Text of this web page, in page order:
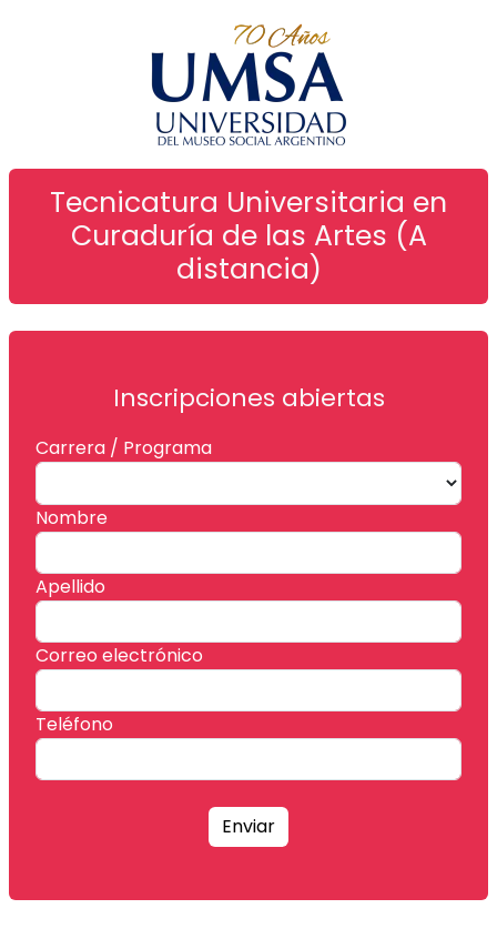
Tecnicatura Universitaria en
Curaduría de las Artes (A
distancia)
Inscripciones abiertas
Carrera / Programa
Nombre
Apellido
Correo electrónico
Teléfono
Enviar